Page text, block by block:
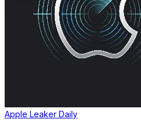
Apple Leaker Daily